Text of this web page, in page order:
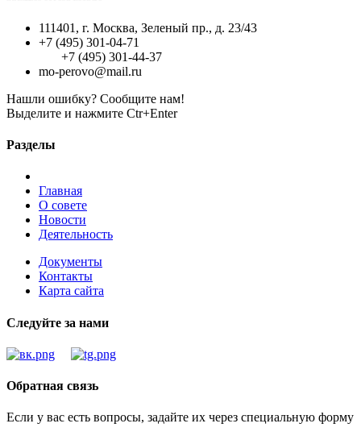
111401, г. Москва, Зеленый пр., д. 23/43
+7 (495) 301-04-71
+7 (495) 301-44-37
mo-perovo@mail.ru
Нашли ошибку? Сообщите нам!
Выделите и нажмите Ctr+Enter
Разделы
Главная
О совете
Новости
Деятельность
Документы
Контакты
Карта сайта
Следуйте за нами
Обратная связь
Если у вас есть вопросы, задайте их через специальную форму